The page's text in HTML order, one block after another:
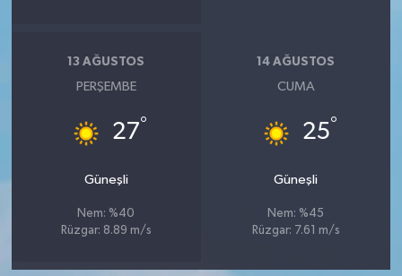
13 AĞUSTOS
PERŞEMBE
27°
Güneşli
Nem: %40
Rüzgar: 8.89 m/s
14 AĞUSTOS
CUMA
25°
Güneşli
Nem: %45
Rüzgar: 7.61 m/s